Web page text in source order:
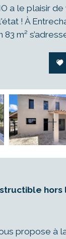
a le plaisir
! À
m²
propose à